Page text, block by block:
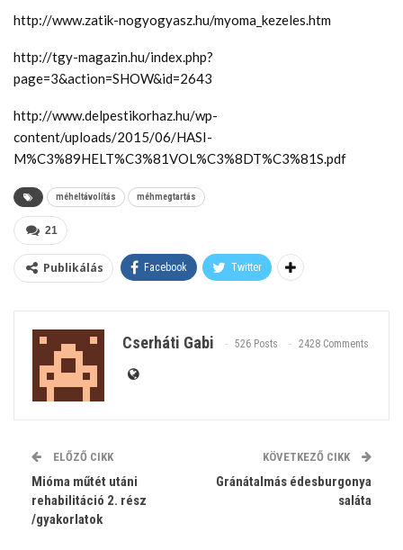
http://www.zatik-nogyogyasz.hu/myoma_kezeles.htm
http://tgy-magazin.hu/index.php?
page=3&action=SHOW&id=2643
http://www.delpestikorhaz.hu/wp-
content/uploads/2015/06/HASI-
M%C3%89HELT%C3%81VOL%C3%8DT%C3%81S.pdf
méheltávolítás méhmegtartás
21
Publikálás Facebook Twitter
Cserháti Gabi 526 Posts 2428 Comments
ELŐZŐ CIKK
Mióma műtét utáni
rehabilitáció 2. rész
/gyakorlatok
KÖVETKEZŐ CIKK
Gránátalmás édesburgonya
saláta